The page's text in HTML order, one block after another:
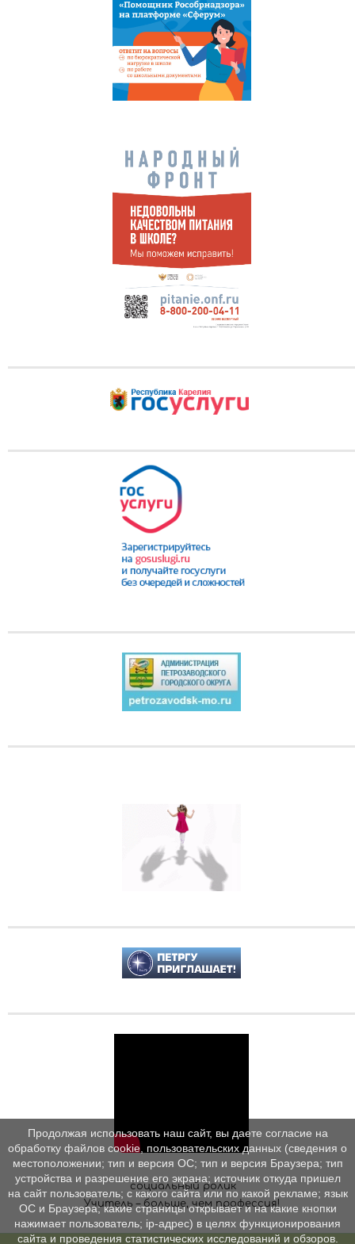
социальный ролик
Учитель – больше, чем профессия!
Продолжая использовать наш сайт, вы даете согласие на
обработку файлов cookie, пользовательских данных (сведения о
местоположении; тип и версия ОС; тип и версия Браузера; тип
устройства и разрешение его экрана; источник откуда пришел
на сайт пользователь; с какого сайта или по какой рекламе; язык
ОС и Браузера; какие страницы открывает и на какие кнопки
нажимает пользователь; ip-адрес) в целях функционирования
сайта и проведения статистических исследований и обзоров.